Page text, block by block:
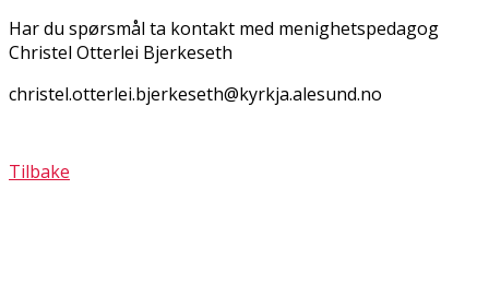
Har du spørsmål ta kontakt med menighetspedagog
Christel Otterlei Bjerkeseth
christel.otterlei.bjerkeseth@kyrkja.alesund.no
Tilbake